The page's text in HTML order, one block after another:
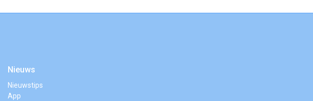
Nieuws
Nieuwstips
App